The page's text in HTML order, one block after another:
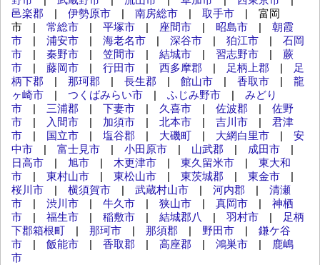
邑楽郡 | 伊勢原市 | 南房総市 | 取手市 | 富岡
市 | 常総市 | 平塚市 | 座間市 | 昭島市 | 朝霞
市 | 浦安市 | 海老名市 | 深谷市 | 狛江市 | 石岡
市 | 秦野市 | 笠間市 | 結城市 | 習志野市 | 蕨
市 | 藤岡市 | 行田市 | 西多摩郡 | 足柄上郡 |
足
柄下郡 | 那珂郡 | 長生郡 | 館山市 | 香取市 | 龍
ヶ崎市 | つくばみらい市 | ふじみ野市 | みどり
市 | 三浦郡 | 下妻市 | 久喜市 | 佐波郡 | 佐野
市 | 入間市 | 加須市 | 北本市 | 吉川市 | 君津
市 | 国立市 | 塩谷郡 | 大磯町 | 大網白里市 | 安
中市 | 富士見市 | 小田原市 | 山武郡 | 成田市 |
日高市 | 旭市 | 木更津市 | 東久留米市 | 東大和
市 | 東村山市 | 東松山市 | 東茨城郡 | 東金市 |
桜川市 | 横須賀市 | 武蔵村山市 | 河内郡 | 清瀬
市 | 渋川市 | 牛久市 | 狭山市 | 真岡市 | 神栖
市 | 福生市 | 稲敷市 | 結城郡八 | 羽村市 |
足柄
下郡箱根町 | 那珂市 | 那須郡 | 野田市 | 鎌ケ谷
市 | 飯能市 | 香取郡 | 高座郡 | 鴻巣市 |
鹿嶋
市